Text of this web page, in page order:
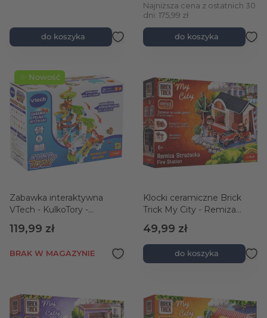
do koszyka
Najniższa cena z ostatnich 30
dni: 175,99 zł
do koszyka
☆ Nowość
Zabawka interaktywna
VTech - KulkoTory -
Podwójny Balans
119,99 zł
BRAK W MAGAZYNIE
Klocki ceramiczne Brick
Trick My City - Remiza
49,99 zł
do koszyka